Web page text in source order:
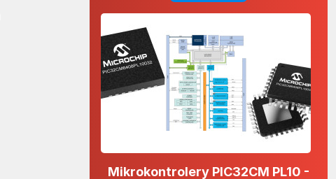
Mikrokontrolery PIC32CM PL10 -